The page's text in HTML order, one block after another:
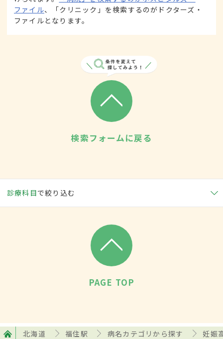
ファイル、「クリニック」を検索するのがドクターズ・
ファイルとなります。
検索フォームに戻る
診療科目で絞り込む
PAGE TOP
北海道 福住駅 病名カテゴリから探す 妊娠